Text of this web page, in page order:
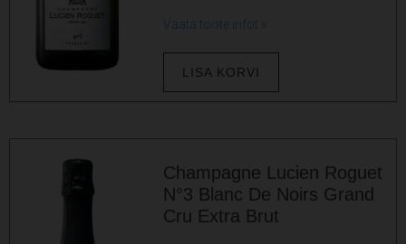
Vaata toote infot »
LISA KORVI
Champagne Lucien Roguet
N°3 Blanc De Noirs Grand
Cru Extra Brut